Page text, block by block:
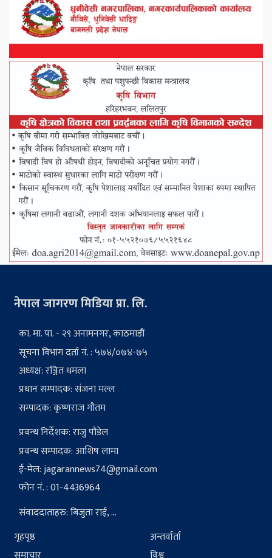
नेपाल जागरण मिडिया प्रा. लि.
का. मा. पा. - २९ अनामनगर, काठमाडौं
सूचना विभाग दर्ता नं. : ५७४/०७४-७५
अध्यक्ष: रञ्जित धमला
प्रधान सम्पादक: संजना मल्ल
सम्पादक: कृष्णराज गौतम
प्रवन्ध निर्देशक: राजु पौडेल
प्रवन्ध सम्पादक: आशिष लामा
ई-मेल:jagarannews74@gmail.com
फोन नं. : 01-4436964
संवाददाताहरु: बिजुता राई, ...
गृहपृष्ठ
अन्तर्वार्ता